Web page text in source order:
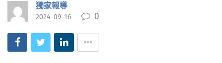
獨家報導
2024-09-16 0